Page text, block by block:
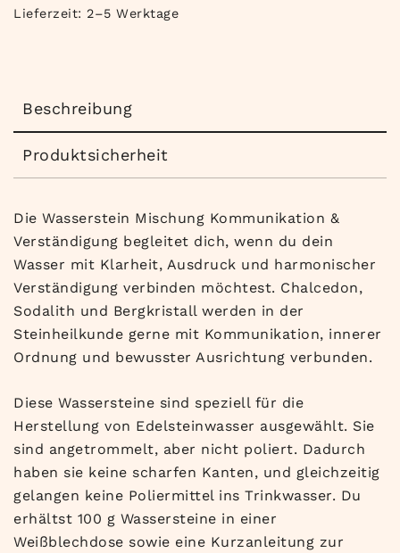
Lieferzeit: 2–5 Werktage
Beschreibung
Produktsicherheit
Die Wasserstein Mischung Kommunikation &
Verständigung begleitet dich, wenn du dein
Wasser mit Klarheit, Ausdruck und harmonischer
Verständigung verbinden möchtest. Chalcedon,
Sodalith und Bergkristall werden in der
Steinheilkunde gerne mit Kommunikation, innerer
Ordnung und bewusster Ausrichtung verbunden.
Diese Wassersteine sind speziell für die
Herstellung von Edelsteinwasser ausgewählt. Sie
sind angetrommelt, aber nicht poliert. Dadurch
haben sie keine scharfen Kanten, und gleichzeitig
gelangen keine Poliermittel ins Trinkwasser. Du
erhältst 100 g Wassersteine in einer
Weißblechdose sowie eine Kurzanleitung zur